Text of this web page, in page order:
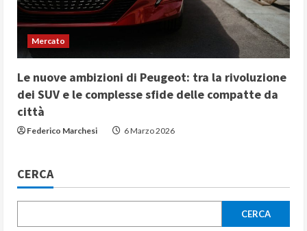
Mercato
Le nuove ambizioni di Peugeot: tra la rivoluzione
dei SUV e le complesse sfide delle compatte da
città
Federico Marchesi 6 Marzo 2026
CERCA
CERCA